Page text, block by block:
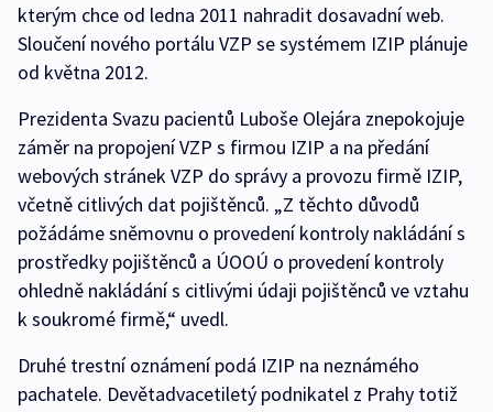
kterým chce od ledna 2011 nahradit dosavadní web.
Sloučení nového portálu VZP se systémem IZIP plánuje
od května 2012.
Prezidenta Svazu pacientů Luboše Olejára znepokojuje
záměr na propojení VZP s firmou IZIP a na předání
webových stránek VZP do správy a provozu firmě IZIP,
včetně citlivých dat pojištěnců. „Z těchto důvodů
požádáme sněmovnu o provedení kontroly nakládání s
prostředky pojištěnců a ÚOOÚ o provedení kontroly
ohledně nakládání s citlivými údaji pojištěnců ve vztahu
k soukromé firmě,“ uvedl.
Druhé trestní oznámení podá IZIP na neznámého
pachatele. Devětadvacetiletý podnikatel z Prahy totiž